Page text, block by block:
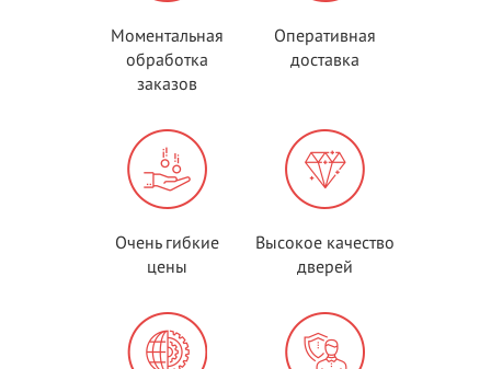
Моментальная
обработка
заказов
Оперативная
доставка
Очень гибкие
цены
Высокое качество
дверей